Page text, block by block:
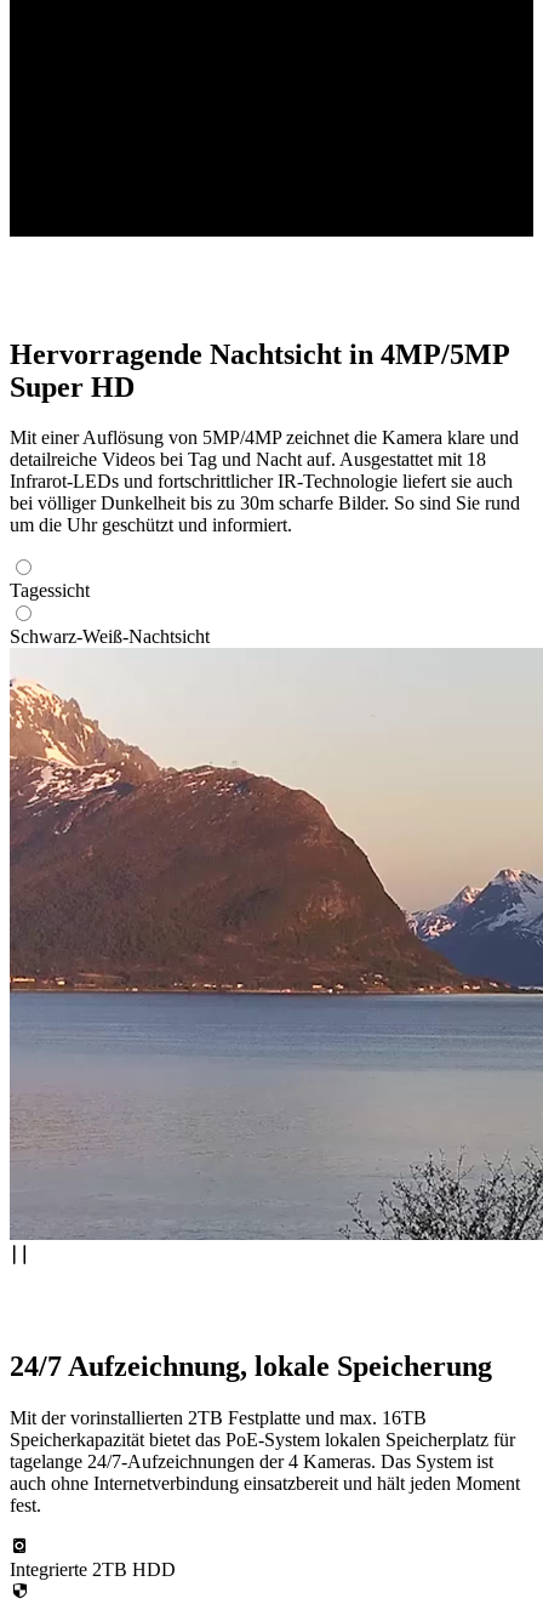
Hervorragende Nachtsicht in 4MP/5MP
Super HD
Mit einer Auflösung von 5MP/4MP zeichnet die Kamera klare und
detailreiche Videos bei Tag und Nacht auf. Ausgestattet mit 18
Infrarot-LEDs und fortschrittlicher IR-Technologie liefert sie auch
bei völliger Dunkelheit bis zu 30m scharfe Bilder. So sind Sie rund
um die Uhr geschützt und informiert.
Tagessicht
Schwarz-Weiß-Nachtsicht
24/7 Aufzeichnung, lokale Speicherung
Mit der vorinstallierten 2TB Festplatte und max. 16TB
Speicherkapazität bietet das PoE-System lokalen Speicherplatz für
tagelange 24/7-Aufzeichnungen der 4 Kameras. Das System ist
auch ohne Internetverbindung einsatzbereit und hält jeden Moment
fest.
Integrierte 2TB HDD